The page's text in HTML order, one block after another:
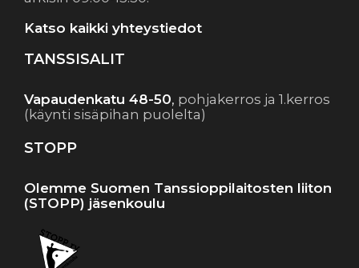
Katso kaikki yhteystiedot
TANSSISALIT
Vapaudenkatu 48-50, pohjakerros ja 1.kerros
(käynti sisäpihan puolelta)
STOPP
Olemme Suomen Tanssioppilaitosten liiton
(STOPP) jäsenkoulu